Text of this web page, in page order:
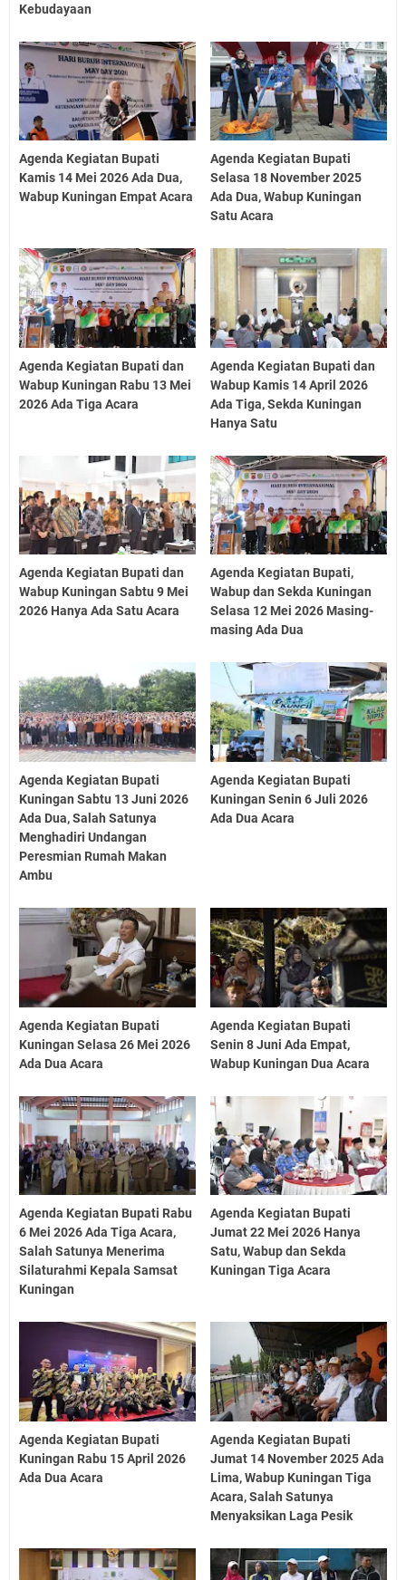
Kebudayaan
Agenda Kegiatan Bupati
Kamis 14 Mei 2026 Ada Dua,
Wabup Kuningan Empat Acara
Agenda Kegiatan Bupati
Selasa 18 November 2025
Ada Dua, Wabup Kuningan
Satu Acara
Agenda Kegiatan Bupati dan
Wabup Kuningan Rabu 13 Mei
2026 Ada Tiga Acara
Agenda Kegiatan Bupati dan
Wabup Kamis 14 April 2026
Ada Tiga, Sekda Kuningan
Hanya Satu
Agenda Kegiatan Bupati dan
Wabup Kuningan Sabtu 9 Mei
2026 Hanya Ada Satu Acara
Agenda Kegiatan Bupati,
Wabup dan Sekda Kuningan
Selasa 12 Mei 2026 Masing-
masing Ada Dua
Agenda Kegiatan Bupati
Kuningan Sabtu 13 Juni 2026
Ada Dua, Salah Satunya
Menghadiri Undangan
Peresmian Rumah Makan
Ambu
Agenda Kegiatan Bupati
Kuningan Senin 6 Juli 2026
Ada Dua Acara
Agenda Kegiatan Bupati
Kuningan Selasa 26 Mei 2026
Ada Dua Acara
Agenda Kegiatan Bupati
Senin 8 Juni Ada Empat,
Wabup Kuningan Dua Acara
Agenda Kegiatan Bupati Rabu
6 Mei 2026 Ada Tiga Acara,
Salah Satunya Menerima
Silaturahmi Kepala Samsat
Kuningan
Agenda Kegiatan Bupati
Jumat 22 Mei 2026 Hanya
Satu, Wabup dan Sekda
Kuningan Tiga Acara
Agenda Kegiatan Bupati
Kuningan Rabu 15 April 2026
Ada Dua Acara
Agenda Kegiatan Bupati
Jumat 14 November 2025 Ada
Lima, Wabup Kuningan Tiga
Acara, Salah Satunya
Menyaksikan Laga Pesik